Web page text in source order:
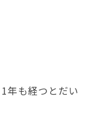
年も経つとだい